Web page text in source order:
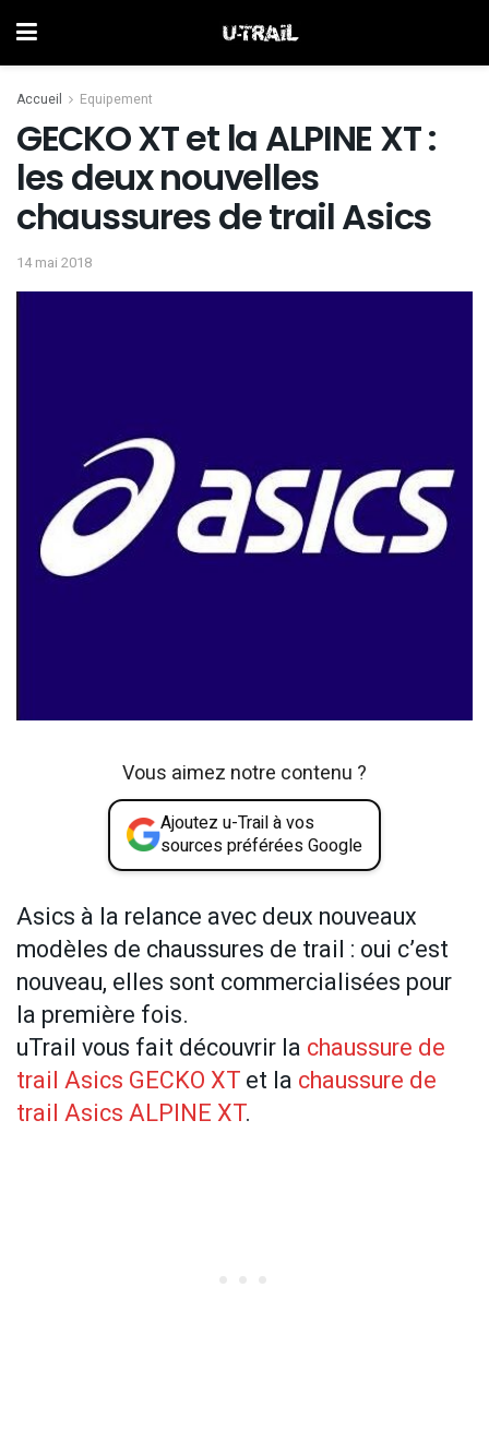
Accueil Equipement
GECKO XT et la ALPINE XT :
les deux nouvelles
chaussures de trail Asics
14 mai 2018
Vous aimez notre contenu ?
Ajoutez u-Trail à vos
sources préférées Google
Asics à la relance avec deux nouveaux
modèles de chaussures de trail : oui c’est
nouveau, elles sont commercialisées pour
la première fois.
uTrail vous fait découvrir la chaussure de
trail Asics GECKO XTet la chaussure de
trail Asics ALPINE XT.